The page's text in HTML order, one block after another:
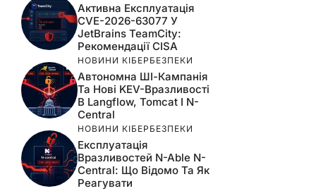
Активна Експлуатація
CVE-2026-63077 У
JetBrains TeamCity:
Рекомендації CISA
НОВИНИ КІБЕРБЕЗПЕКИ
Автономна ШІ-Кампанія
Та Нові KEV-Вразливості
В Langflow, Tomcat І N-
Central
НОВИНИ КІБЕРБЕЗПЕКИ
Експлуатація
Вразливостей N-Able N-
Central: Що Відомо Та Як
Реагувати